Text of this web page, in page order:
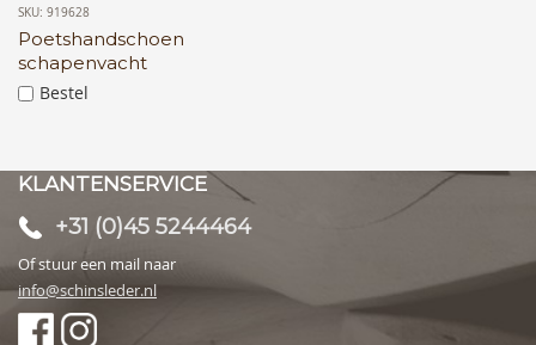
SKU: 919628
Poetshandschoen
schapenvacht
Bestel
KLANTENSERVICE
+31 (0)45 5244464
Of stuur een mail naar
info@schinsleder.nl